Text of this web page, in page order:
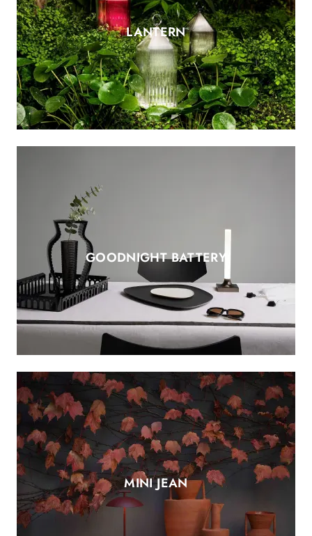
LANTERN
GOODNIGHT BATTERY
MINI JEAN